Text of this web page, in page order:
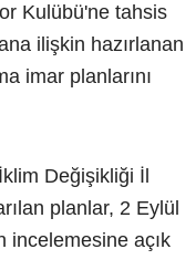
Kulübü'ne tahsis
ilişkin hazırlanan
imar planlarını
Değişikliği İl
planlar, 2 Eylül
incelemesine açık